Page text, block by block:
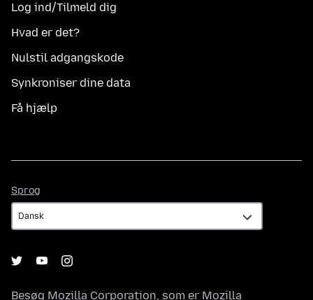
Log ind/Tilmeld dig
Hvad er det?
Nulstil adgangskode
Synkroniser dine data
Få hjælp
Sprog
Besøg Mozilla Corporation, som er Mozilla